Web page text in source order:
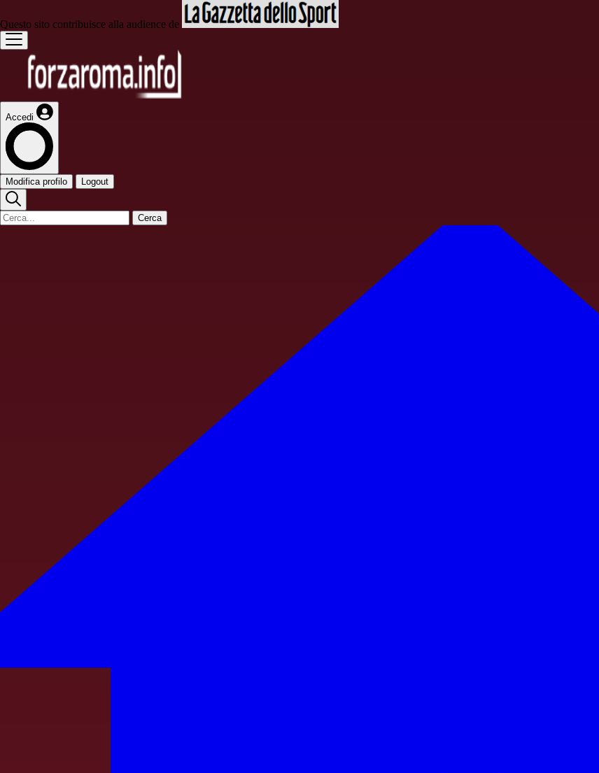
Questo sito contribuisce alla audience de
Accedi
Modifica profilo Logout
Cerca